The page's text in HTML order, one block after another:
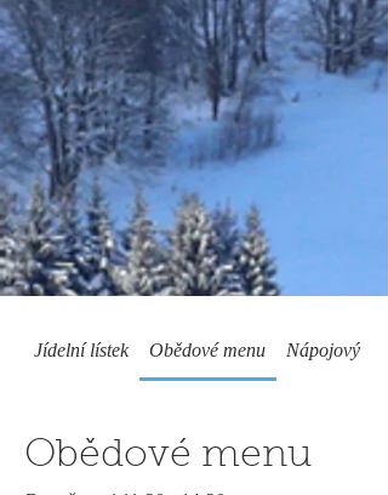
Jídelní lístek Obědové menu Nápojový
Obědové menu